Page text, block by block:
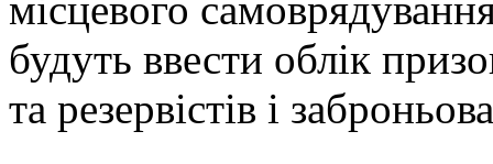
будуть ввести облік
та резервістів і